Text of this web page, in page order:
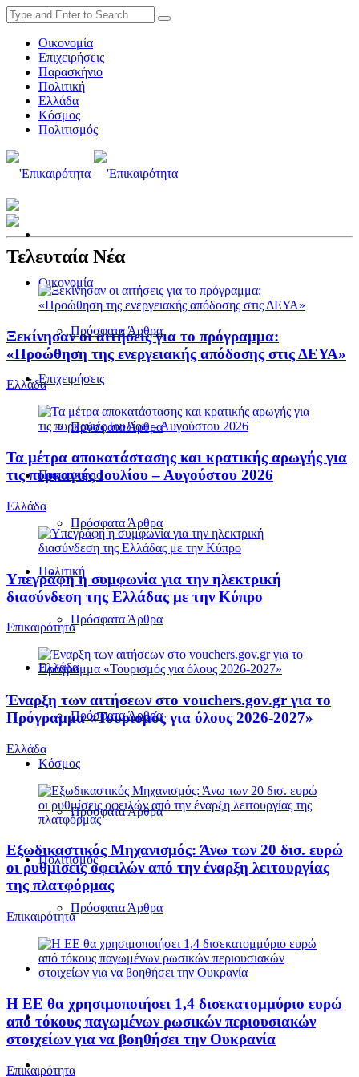
Οικονομία
Επιχειρήσεις
Παρασκήνιο
Πολιτική
Ελλάδα
Κόσμος
Πολιτισμός
Οικονομία
Πρόσφατα Άρθρα
Επιχειρήσεις
Πρόσφατα Άρθρα
Παρασκήνιο
Πρόσφατα Άρθρα
Πολιτική
Πρόσφατα Άρθρα
Ελλάδα
Πρόσφατα Άρθρα
Κόσμος
Πρόσφατα Άρθρα
Πολιτισμός
Πρόσφατα Άρθρα
Τελευταία Νέα
Ξεκίνησαν οι αιτήσεις για το πρόγραμμα:
«Προώθηση της ενεργειακής απόδοσης στις ΔΕΥΑ»
Ελλάδα
Τα μέτρα αποκατάστασης και κρατικής αρωγής για
τις πυρκαγιές Ιουλίου – Αυγούστου 2026
Ελλάδα
Υπεγράφη η συμφωνία για την ηλεκτρική
διασύνδεση της Ελλάδας με την Κύπρο
Επικαιρότητα
Έναρξη των αιτήσεων στο vouchers.gov.gr για το
Πρόγραμμα «Τουρισμός για όλους 2026-2027»
Ελλάδα
Εξωδικαστικός Μηχανισμός: Άνω των 20 δισ. ευρώ
οι ρυθμίσεις οφειλών από την έναρξη λειτουργίας
της πλατφόρμας
Επικαιρότητα
Η ΕΕ θα χρησιμοποιήσει 1,4 δισεκατομμύριο ευρώ
από τόκους παγωμένων ρωσικών περιουσιακών
στοιχείων για να βοηθήσει την Ουκρανία
Επικαιρότητα